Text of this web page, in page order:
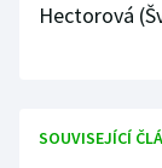
Hectorová
SOUVISEJÍCÍ